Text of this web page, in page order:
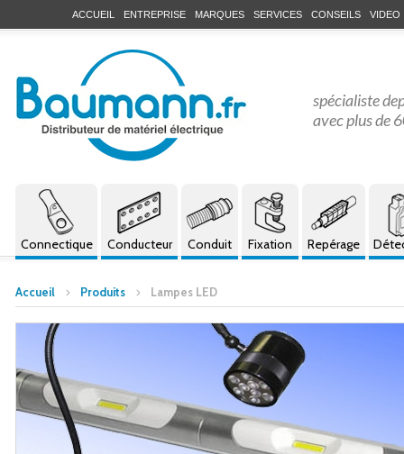
ACCUEIL ENTREPRISE MARQUES SERVICES CONSEILS VIDEO
Connectique Conducteur Conduit Fixation Repérage
spécialiste
avec plus de
Accueil Produits Lampes LED